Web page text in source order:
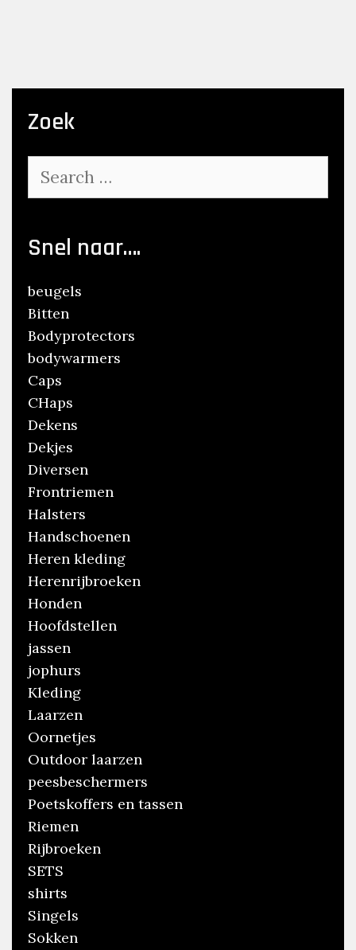
Zoek
for:
Snel naar….
beugels
Bitten
Bodyprotectors
bodywarmers
Caps
CHaps
Dekens
Dekjes
Diversen
Frontriemen
Halsters
Handschoenen
Heren kleding
Herenrijbroeken
Honden
Hoofdstellen
jassen
jophurs
Kleding
Laarzen
Oornetjes
Outdoor laarzen
peesbeschermers
Poetskoffers en tassen
Riemen
Rijbroeken
SETS
shirts
Singels
Sokken